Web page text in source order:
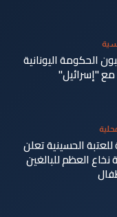
الحكومة اليونانية
مع "إسرائيل"
الحسينية تعلن
نخاع العظم للبالغين